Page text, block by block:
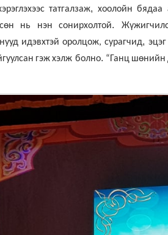
татгалзаж,хоолойн бядаа
нь нэн сонирхолтой.
идэвхтэй оролцож, сурагчид, эцэг
гэж хэлж болно. “ Ганц шөнийн